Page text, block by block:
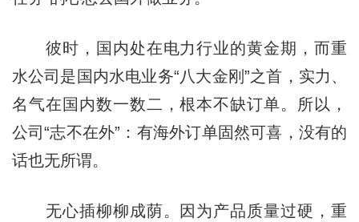
彼时，国内处在电力行业的黄金期，而重
水公司是国内水电业务“八大金刚”之首，实力、
名气在国内数一数二，根本不缺订单。所以，
公司“志不在外”：有海外订单固然可喜，没有的
话也无所谓。
无心插柳柳成荫。因为产品质量过硬，重